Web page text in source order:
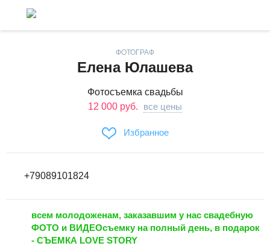
ФОТОГРАФ
Елена Юлашева
Фотосъемка свадьбы
12 000 руб.
все цены
Избранное
+79089101824
всем молодоженам, заказавшим у нас свадебную
ФОТО и ВИДЕОсъемку на полный день, в подарок
- СЪЕМКА LOVE STORY